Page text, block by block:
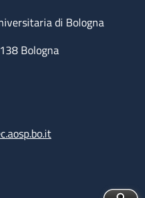
di Bologna
Bologna